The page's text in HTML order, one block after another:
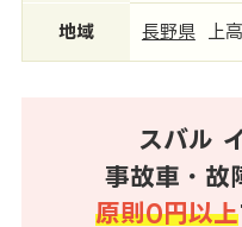
地域 長野県 上
スバル
事故車・故
原則0円以上